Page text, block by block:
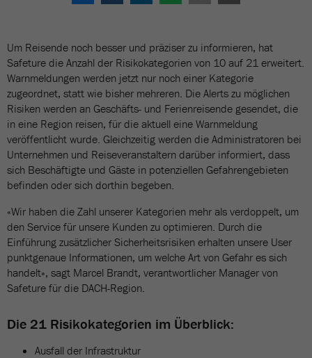
Um Reisende noch besser und präziser zu informieren, hat
Safeture die Anzahl der Risikokategorien von 10 auf 21 erweitert.
Warnmeldungen werden jetzt nur noch einer Kategorie
zugeordnet, statt wie bisher mehreren. Die Alerts zu möglichen
Risiken werden an Geschäfts- und Ferienreisende gesendet, die
in eine Region reisen, für die aktuell eine Warnmeldung
veröffentlicht wurde. Gleichzeitig werden die Administratoren bei
Unternehmen und Reiseveranstaltern darüber informiert, dass
sich Beschäftigte und Gäste in potenziellen Gefahrengebieten
befinden oder sich dorthin begeben.
«Wir haben die Zahl unserer Kategorien mehr als verdoppelt, um
den Service für unsere Kunden zu optimieren. Durch die
Einführung zusätzlicher Sicherheitsrisiken erhalten unsere User
punktgenaue Informationen, um welche Art von Gefahr es sich
handelt», sagt Marcel Brandt, verantwortlicher Manager von
Safeture für die DACH-Region.
Die 21 Risikokategorien im Überblick:
Ausfall der Infrastruktur